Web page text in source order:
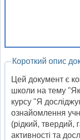
Короткий опис
Цей документ є
школи на тему
курсу "Я
ознайомлення
(рідкий, твердий,
активності та